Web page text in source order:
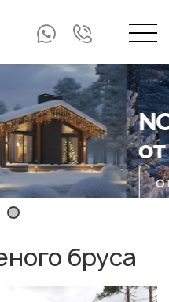
Меню
бруса